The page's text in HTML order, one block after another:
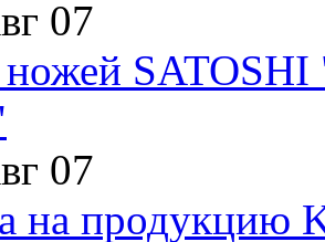
07
07
на продукцию